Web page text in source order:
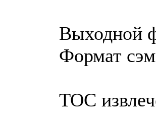
Выходной
Формат
TOC